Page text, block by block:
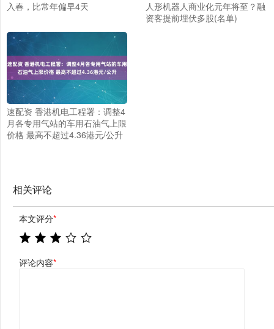
入春，比常年偏早4天
人形机器人商业化元年将至？融
资客提前埋伏多股(名单)
速配资 香港机电工程署：调整4
月各专用气站的车用石油气上限
价格 最高不超过4.36港元/公升
相关评论
本文评分*
评论内容*